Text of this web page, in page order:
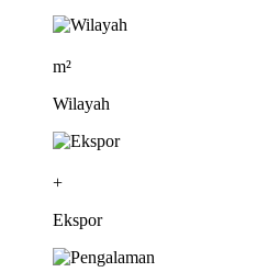
m²
Wilayah
+
Ekspor